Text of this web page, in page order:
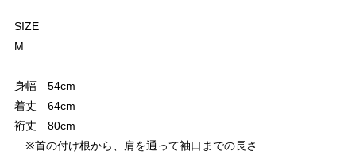
SIZE
M
身幅 54cm
着丈 64cm
裄丈 80cm
※首の付け根から、肩を通って袖口までの長さ